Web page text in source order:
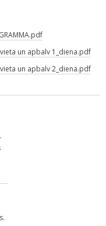
un apbalv 1_diena.pdf
un apbalv 2_diena.pdf